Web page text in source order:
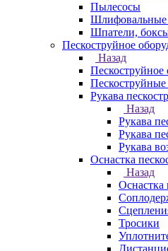
Пылесосы
Шпатели,
Пескоструйное
Назад
Пескоструйное
Рукава
Назад
Рукава
Рукава
Рукава
Оснастка
Назад
Оснастка
Тросики